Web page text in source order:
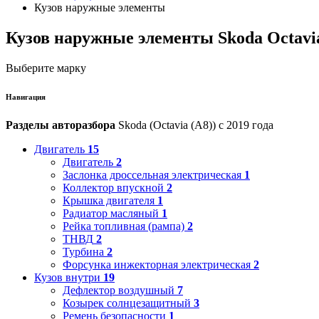
Кузов наружные элементы
Кузов наружные элементы Skoda
Выберите марку
Навигация
Разделы авторазбора Skoda (Octavia (A8)) с 2019 года
Двигатель 15
Двигатель 2
Заслонка дроссельная электрическая 1
Коллектор впускной 2
Крышка двигателя 1
Радиатор масляный 1
Рейка топливная (рампа) 2
ТНВД 2
Турбина 2
Форсунка инжекторная электрическая 2
Кузов внутри 19
Дефлектор воздушный 7
Козырек солнцезащитный 3
Ремень безопасности 1